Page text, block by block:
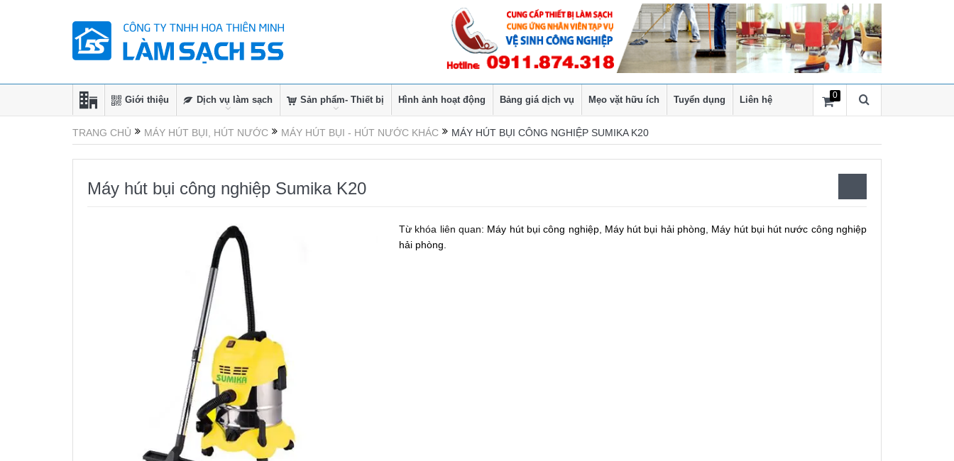
Giới thiệu Dịch vụ làm sạch Sản phẩm- Thiết bị Hình ảnh hoạt động Bảng giá dịch vụ Mẹo vặt hữu ích Tuyển dụng Liên hệ 0
TRANG CHỦ MÁY HÚT BỤI, HÚT NƯỚC MÁY HÚT BỤI - HÚT NƯỚC KHÁC MÁY HÚT BỤI CÔNG NGHIỆP SUMIKA K20
Máy hút bụi công nghiệp Sumika K20
Từ khóa liên quan: Máy hút bụi công nghiệp, Máy hút bụi hải phòng
Máy hút bụi hút nước công nghiệp
hải phòng